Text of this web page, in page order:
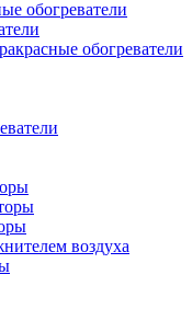
обогреватели
обогреватели
воздуха